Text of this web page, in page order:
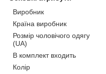
Виробник
Країна виробник
Розмір чоловічого одягу
(UA)
В комплект входить
Колір